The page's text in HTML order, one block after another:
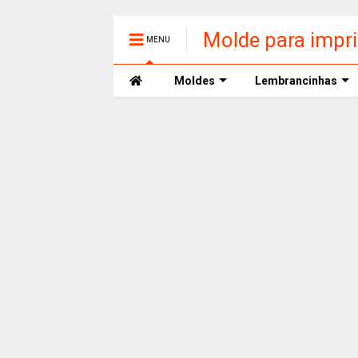
MENU Molde para
Moldes Lembrancinhas